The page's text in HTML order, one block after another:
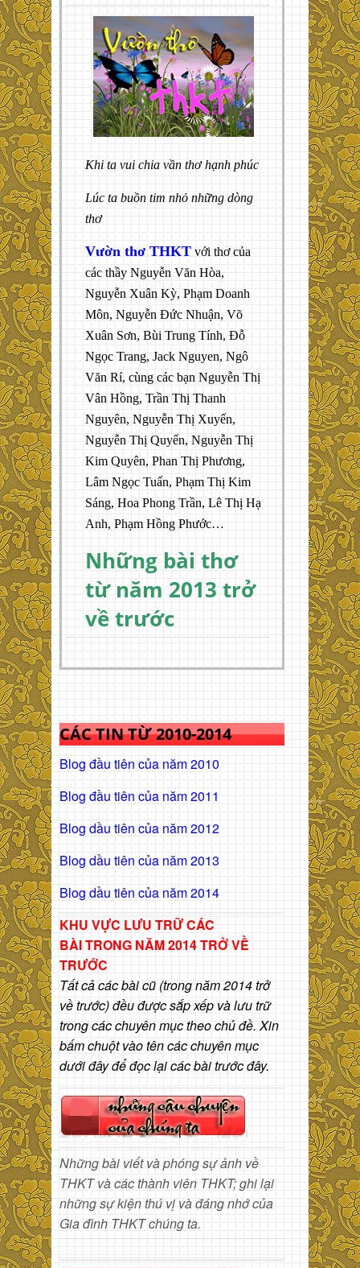
Khi ta vui chia vần thơ hạnh phúc
Lúc ta buồn tim nhỏ những dòng
thơ
Vườn thơ THKT với thơ của
các thầy Nguyễn Văn Hòa,
Nguyễn Xuân Kỳ, Phạm Doanh
Môn, Nguyễn Đức Nhuận, Võ
Xuân Sơn, Bùi Trung Tính, Đỗ
Ngọc Trang, Jack Nguyen, Ngô
Văn Rí, cùng các bạn Nguyễn Thị
Vân Hồng, Trần Thị Thanh
Nguyên, Nguyễn Thị Xuyến,
Nguyễn Thị Quyến, Nguyễn Thị
Kim Quyên, Phan Thị Phương,
Lâm Ngọc Tuấn, Phạm Thị Kim
Sáng, Hoa Phong Trần, Lê Thị Hạ
Anh, Phạm Hồng Phước…
Những bài thơ
từ năm 2013 trở
về trước
CÁC TIN TỪ 2010-2014
Blog đầu tiên của năm 2010
Blog đầu tiên của năm 2011
Blog dầu tiên của năm 2012
Blog dầu tiên của năm 2013
Blog dầu tiên của năm 2014
KHU VỰC LƯU TRỮ CÁC
BÀITRONG NĂM 2014 TRỞ VỀ
TRƯỚC
Tất cả các bài cũ (trong năm 2014 trở
về trước) đều được sắp xếp và lưu trữ
trong các chuyên mục theo chủ đề. Xin
bấm chuột vào tên các chuyên mục
dưới đây để đọc lại các bài trước đây.
Những bài viết và phóng sự ảnh về
THKT và các thành viên THKT; ghi lại
những sự kiện thú vị và đáng nhớ của
Gia đình THKT chúng ta.